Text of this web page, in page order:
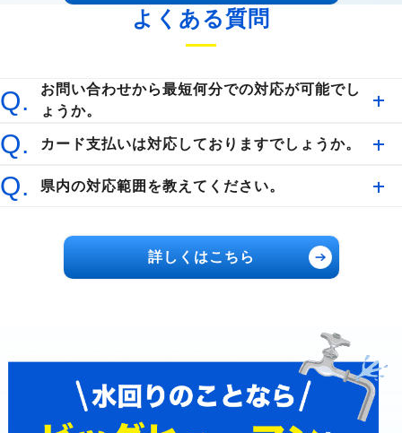
よくある質問
Q.
お問い合わせから最短何分での対応が可能でし
ょうか。
Q. カード支払いは対応しておりますでしょうか。
Q. 県内の対応範囲を教えてください。
詳しくはこちら